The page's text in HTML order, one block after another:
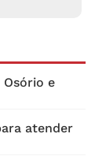
e
atender